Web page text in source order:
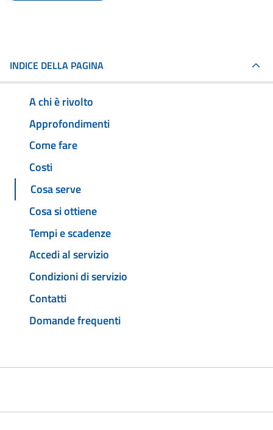
INDICE DELLA PAGINA
A chi è rivolto
Approfondimenti
Come fare
Costi
Cosa serve
Cosa si ottiene
Tempi e scadenze
Accedi al servizio
Condizioni di servizio
Contatti
Domande frequenti